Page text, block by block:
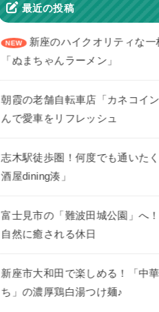
最近の投稿
新座のハイクオリティな一
「ぬまちゃんラーメン」
朝霞の老舗自転車店「カネコイ
んで愛車をリフレッシュ
志木駅徒歩圏！何度でも通いた
酒屋dining湊」
富士見市の「難波田城公園」へ
自然に癒される休日
新座市大和田で楽しめる！「中
ち」の濃厚鶏白湯つけ麺♪